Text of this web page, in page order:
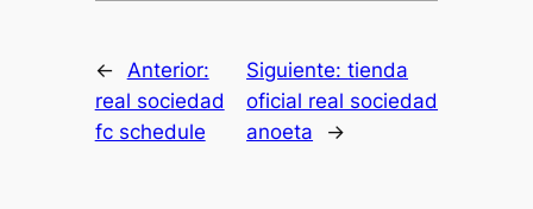
←
Anterior:
real sociedad
fc schedule
Siguiente:tienda
oficial real sociedad
anoeta
→